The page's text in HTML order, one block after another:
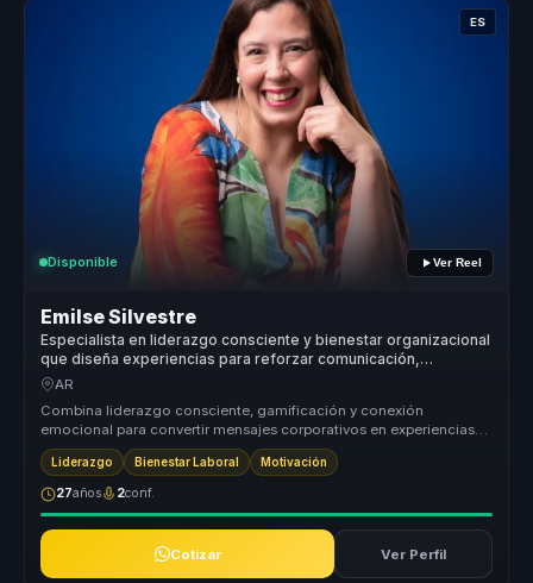
ES
Disponible Ver Reel
Emilse Silvestre
Especialista en liderazgo consciente y bienestar organizacional
que diseña experiencias para reforzar comunicación,
compromiso y servicio en equipos.
AR
Combina liderazgo consciente, gamificación y conexión
emocional para convertir mensajes corporativos en experiencias
memorables. Su valor...
Liderazgo Bienestar Laboral Motivación
27años 2conf.
Cotizar Ver Perfil